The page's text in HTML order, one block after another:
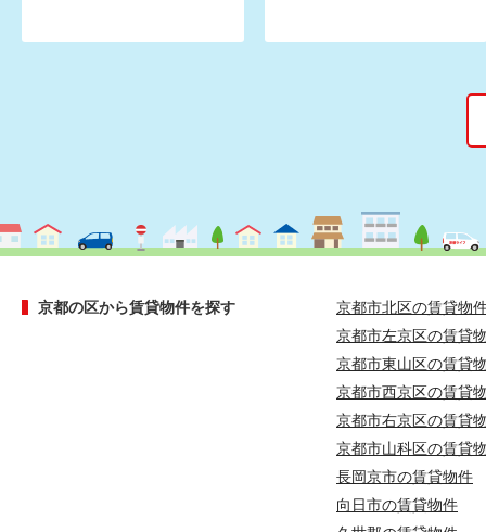
京都の区から賃貸物件を探す
京都市北区の賃貸物
京都市左京区の賃貸
京都市東山区の賃貸
京都市西京区の賃貸
京都市右京区の賃貸
京都市山科区の賃貸
長岡京市の賃貸物件
向日市の賃貸物件